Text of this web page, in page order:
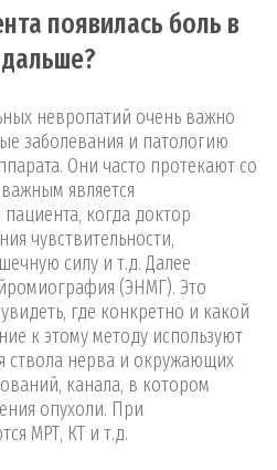
появилась боль в
невропатий очень важно
заболевания и патологию
Они часто протекают со
является
когда доктор
чувствительности,
силу и т.д. Далее
(ЭНМГ). Это
где конкретно и какой
к этому методу используют
ствола нерва и окружающих
канала, в котором
опухоли. При
МРТ, КТ и т.д.